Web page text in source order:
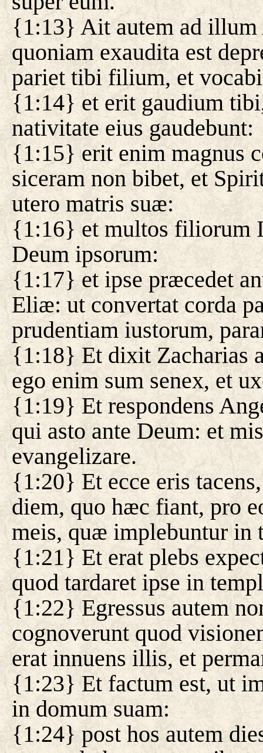
{1:13} Ait autem ad illum
quoniam exaudita est
pariet tibi filium, et
{1:14} et erit gaudium
nativitate eius gaudebunt:
{1:15} erit enim magnus
siceram non bibet, et
utero matris suæ:
{1:16} et multos filiorum
Deum ipsorum:
{1:17} et ipse præcedet
Eliæ: ut convertat corda
prudentiam iustorum,
{1:18} Et dixit Zacharias
ego enim sum senex, et
{1:19} Et respondens
qui asto ante Deum: et
evangelizare.
{1:20} Et ecce eris
diem, quo hæc fiant, pro
meis, quæ implebuntur in
{1:21} Et erat plebs
quod tardaret ipse in
{1:22} Egressus autem
cognoverunt quod
erat innuens illis, et
{1:23} Et factum est, ut
in domum suam:
{1:24} post hos autem